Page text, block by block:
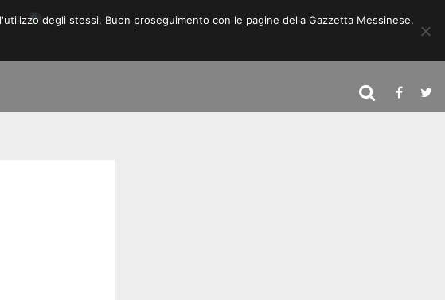
degli stessi. Buon proseguimento con le pagine della Gazzetta Messinese.